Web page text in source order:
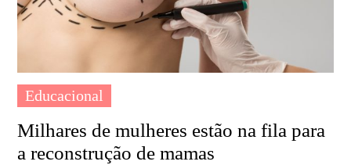
Educacional
Milhares de mulheres estão na fila para
a reconstrução de mamas